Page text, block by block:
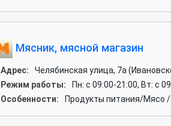
Мясник, мясной магазин
Адрес:
Челябинская улица, 7а
Режим работы:
Пн: c 09:00-21:00, Вт: c
Особенности:
Продукты питания/Мясо